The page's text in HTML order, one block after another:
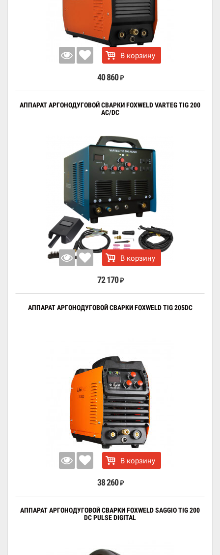
В корзину
40 860 ₽
АППАРАТ АРГОНОДУГОВОЙ СВАРКИ FOXWELD VARTEG TIG 200
AC/DC
В корзину
72 170 ₽
АППАРАТ АРГОНОДУГОВОЙ СВАРКИ FOXWELD TIG 205DC
В корзину
38 260 ₽
АППАРАТ АРГОНОДУГОВОЙ СВАРКИ FOXWELD SAGGIO TIG 200
DC PULSE DIGITAL